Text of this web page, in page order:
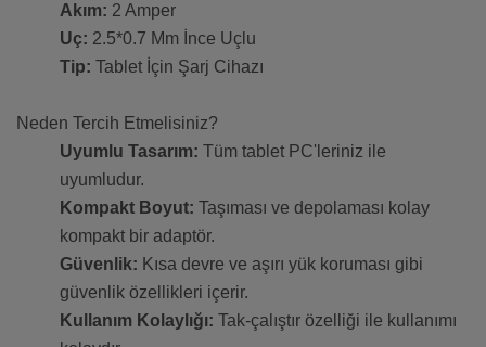
Akım: 2 Amper
Uç: 2.5*0.7 Mm İnce Uçlu
Tip: Tablet İçin Şarj Cihazı
Neden Tercih Etmelisiniz?
Uyumlu Tasarım: Tüm tablet PC'leriniz ile
uyumludur.
Kompakt Boyut: Taşıması ve depolaması kolay
kompakt bir adaptör.
Güvenlik: Kısa devre ve aşırı yük koruması gibi
güvenlik özellikleri içerir.
Kullanım Kolaylığı: Tak-çalıştır özelliği ile kullanımı